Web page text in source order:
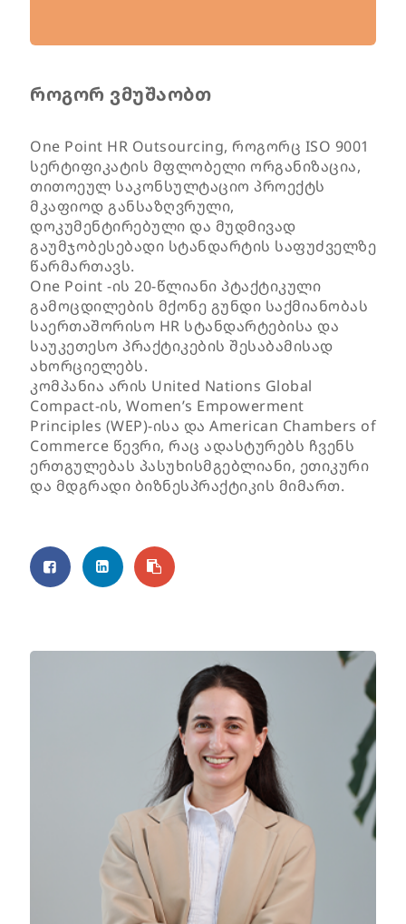
როგორ ვმუშაობთ
One Point HR Outsourcing, როგორც ISO 9001
სერტიფიკატის მფლობელი ორგანიზაცია,
თითოეულ საკონსულტაციო პროექტს
მკაფიოდ განსაზღვრული,
დოკუმენტირებული და მუდმივად
გაუმჯობესებადი სტანდარტის საფუძველზე
წარმართავს.
One Point -ის 20-წლიანი პტაქტიკული
გამოცდილების მქონე გუნდი საქმიანობას
საერთაშორისო HR სტანდარტებისა და
საუკეთესო პრაქტიკების შესაბამისად
ახორციელებს.
კომპანია არის United Nations Global
Compact-ის, Women’s Empowerment
Principles (WEP)-ისა და American Chambers of
Commerce წევრი, რაც ადასტურებს ჩვენს
ერთგულებას პასუხისმგებლიანი, ეთიკური
და მდგრადი ბიზნესპრაქტიკის მიმართ.